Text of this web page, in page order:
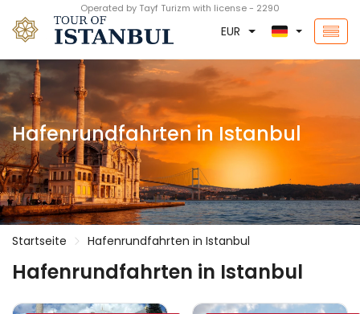
Operated by Tayf Turizm with license - 2290
EUR
Hafenrundfahrten in Istanbul
Startseite Hafenrundfahrten in Istanbul
Hafenrundfahrten in Istanbul